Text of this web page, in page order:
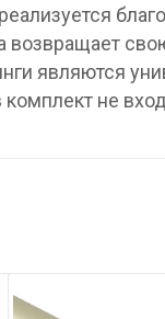
возвращает
являются
не